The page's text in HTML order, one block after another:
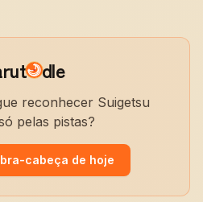
dle
reconhecer Suigetsu
pelas pistas?
cabeça de hoje